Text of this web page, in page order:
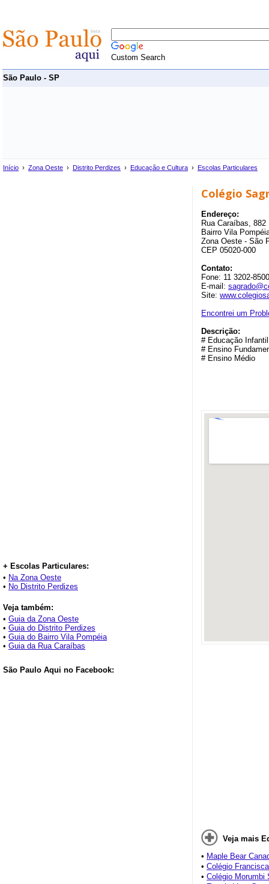
Custom Search
São Paulo - SP
Início › Zona Oeste › Distrito Perdizes › Educação e Cultura › Escolas Particulares
+ Escolas Particulares:
• Na Zona Oeste
• No Distrito Perdizes
Veja também:
• Guia da Zona Oeste
• Guia do Distrito Perdizes
• Guia do Bairro Vila Pompéia
• Guia da Rua Caraíbas
São Paulo Aqui no Facebook:
Colégio
Endereço:
Rua Caraíbas, 882
Bairro Vila
Zona Oeste - São
CEP 05020-000
Contato:
Fone: 11 3202-8500
E-mail:
Site:
Encontrei um
Descrição:
# Educação Infantil
# Ensino
# Ensino Médio
Veja mais
• Maple Bear
• Colégio
• Colégio Morumbi